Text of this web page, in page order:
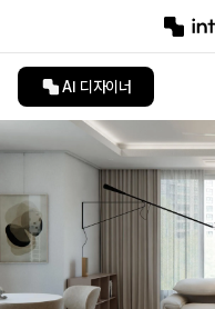
AI 디자이너